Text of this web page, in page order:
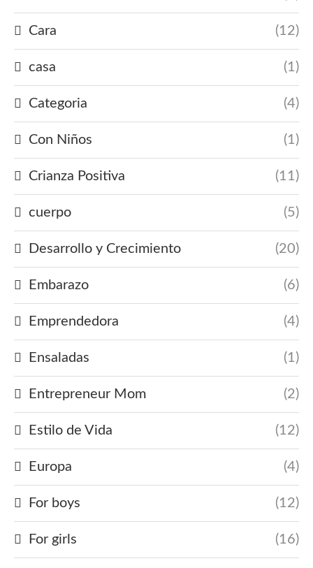
Cara (12)
casa (1)
Categoria (4)
Con Niños (1)
Crianza Positiva (11)
cuerpo (5)
Desarrollo y Crecimiento (20)
Embarazo (6)
Emprendedora (4)
Ensaladas (1)
Entrepreneur Mom (2)
Estilo de Vida (12)
Europa (4)
For boys (12)
For girls (16)